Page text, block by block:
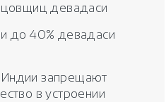
девадаси
до 40% девадаси
запрещают
в устроении